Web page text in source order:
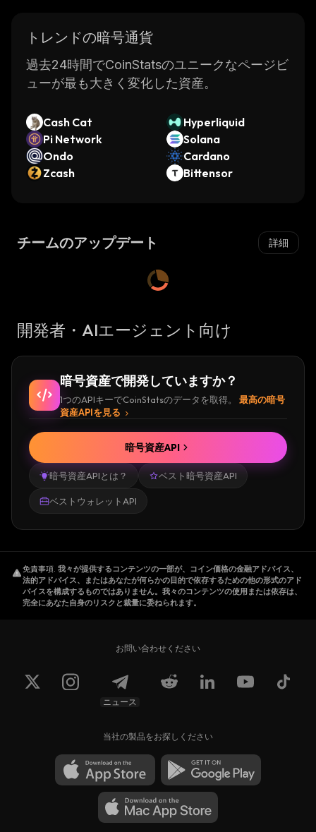
トレンドの暗号通貨
過去24時間でCoinStatsのユニークなページビ
ューが最も大きく変化した資産。
Cash Cat
Hyperliquid
Pi Network
Solana
Ondo
Cardano
Zcash
Bittensor
チームのアップデート 詳細
開発者・AIエージェント向け
暗号資産で開発していますか？
1つのAPIキーでCoinStatsのデータを取得。
最高の暗号
資産APIを見る
暗号資産APIとは？ ベスト暗号資産API
ベストウォレットAPI
暗号資産API
免責事項. 我々が提供するコンテンツの一部が、コイン価格の金融アドバイス、
法的アドバイス、またはあなたが何らかの目的で依存するための他の形式のアド
バイスを構成するものではありません。我々のコンテンツの使用または依存は、
完全にあなた自身のリスクと裁量に委ねられます。
お問い合わせください
ニュース
当社の製品をお探しください